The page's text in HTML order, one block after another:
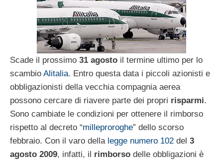
Scade il prossimo 31 agosto il termine ultimo per lo
scambio Alitalia. Entro questa data i piccoli azionisti e
obbligazionisti della vecchia compagnia aerea
possono cercare di riavere parte dei propri risparmi.
Sono cambiate le condizioni per ottenere il rimborso
rispetto al decreto “milleproroghe” dello scorso
febbraio. Con il varo dellalegge numero 102 del 3
agosto 2009, infatti, il rimborso delle obbligazioni è